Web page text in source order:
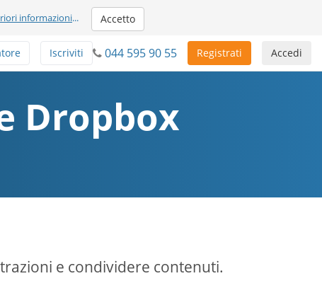
informazioni... Accetto
Accedi
Registrati
044 595 90 55
Iscriviti
Dropbox
e condividere contenuti.